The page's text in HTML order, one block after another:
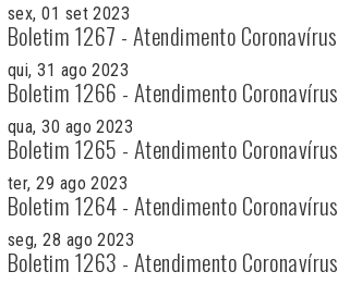
sex, 01 set 2023
Boletim 1267 - Atendimento Coronavírus
qui, 31 ago 2023
Boletim 1266 - Atendimento Coronavírus
qua, 30 ago 2023
Boletim 1265 - Atendimento Coronavírus
ter, 29 ago 2023
Boletim 1264 - Atendimento Coronavírus
seg, 28 ago 2023
Boletim 1263 - Atendimento Coronavírus